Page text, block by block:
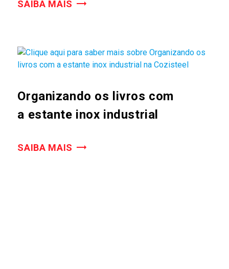
SAIBA MAIS
Organizando os livros com
a estante inox industrial
SAIBA MAIS